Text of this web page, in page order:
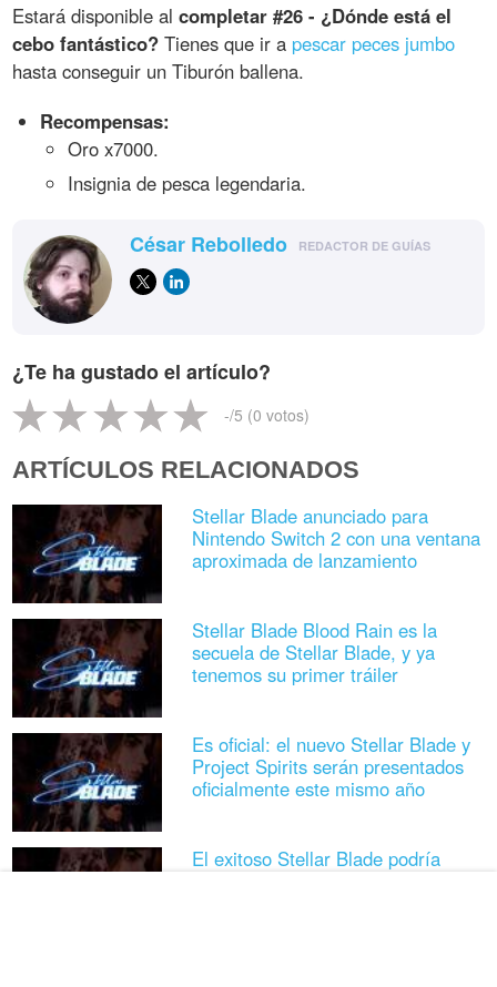
Estará disponible alcompletar #26 - ¿Dónde está el
cebo fantástico? Tienes que ir a pescar peces jumbo
hasta conseguir un Tiburón ballena.
Recompensas:
Oro x7000.
Insignia de pesca legendaria.
César Rebolledo REDACTOR DE GUÍAS
¿Te ha gustado el artículo?
-/5 (0 votos)
ARTÍCULOS RELACIONADOS
Stellar Blade anunciado para
Nintendo Switch 2 con una ventana
aproximada de lanzamiento
Stellar Blade Blood Rain es la
secuela de Stellar Blade, y ya
tenemos su primer tráiler
Es oficial: el nuevo Stellar Blade y
Project Spirits serán presentados
oficialmente este mismo año
El exitoso Stellar Blade podría